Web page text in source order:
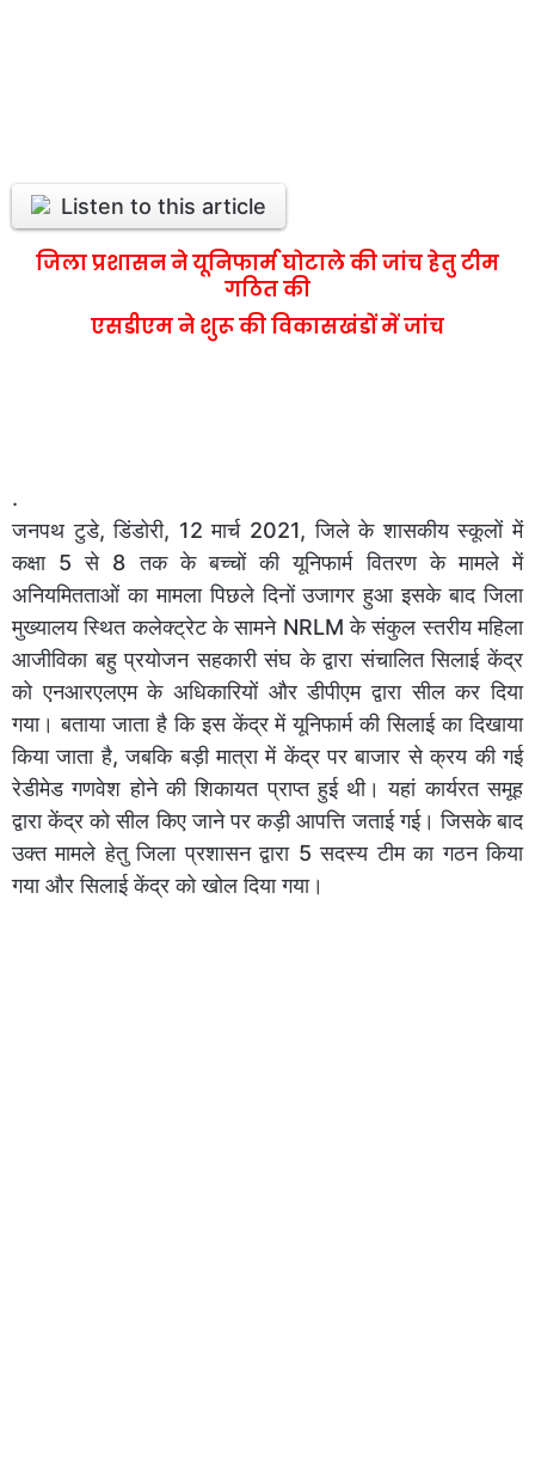
Listen to this article
जिला प्रशासन ने यूनिफार्म घोटाले की जांच हेतु टीम
गठित की
एसडीएम ने शुरू की विकासखंडों में जांच
.
जनपथ टुडे, डिंडोरी, 12 मार्च 2021, जिले के शासकीय स्कूलों में
कक्षा 5 से 8 तक के बच्चों की यूनिफार्म वितरण के मामले में
अनियमितताओं का मामला पिछले दिनों उजागर हुआ इसके बाद जिला
मुख्यालय स्थित कलेक्ट्रेट के सामने NRLM के संकुल स्तरीय महिला
आजीविका बहु प्रयोजन सहकारी संघ के द्वारा संचालित सिलाई केंद्र
को एनआरएलएम के अधिकारियों और डीपीएम द्वारा सील कर दिया
गया। बताया जाता है कि इस केंद्र में यूनिफार्म की सिलाई का दिखाया
किया जाता है, जबकि बड़ी मात्रा में केंद्र पर बाजार से क्रय की गई
रेडीमेड गणवेश होने की शिकायत प्राप्त हुई थी। यहां कार्यरत समूह
द्वारा केंद्र को सील किए जाने पर कड़ी आपत्ति जताई गई। जिसके बाद
उक्त मामले हेतु जिला प्रशासन द्वारा 5 सदस्य टीम का गठन किया
गया और सिलाई केंद्र को खोल दिया गया।